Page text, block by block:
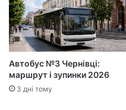
Автобус №3 Чернівці:
маршрут і зупинки 2026
3 дні тому